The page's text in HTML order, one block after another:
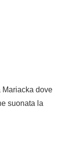
Mariacka dove
suonata la